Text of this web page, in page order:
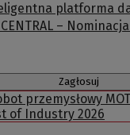
platforma
–
Zagłosuj